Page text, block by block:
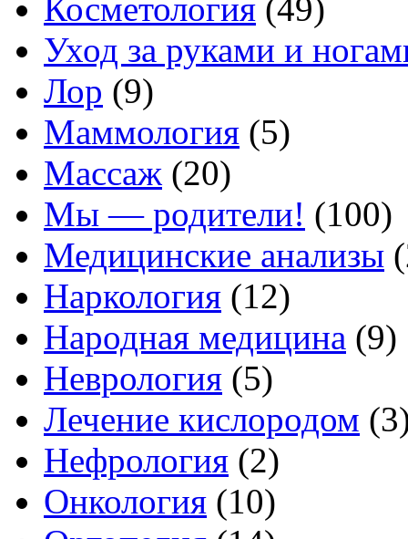
Косметология (49)
Уход за руками и
Лор (9)
Маммология (5)
Массаж (20)
Мы — родители! (100)
Медицинские анализы
Наркология (12)
Народная медицина (9)
Неврология (5)
Лечение кислородом
Нефрология (2)
Онкология (10)